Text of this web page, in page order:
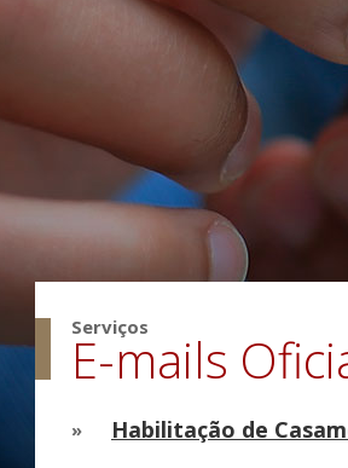
Serviços
E-mails
» Habilitação de